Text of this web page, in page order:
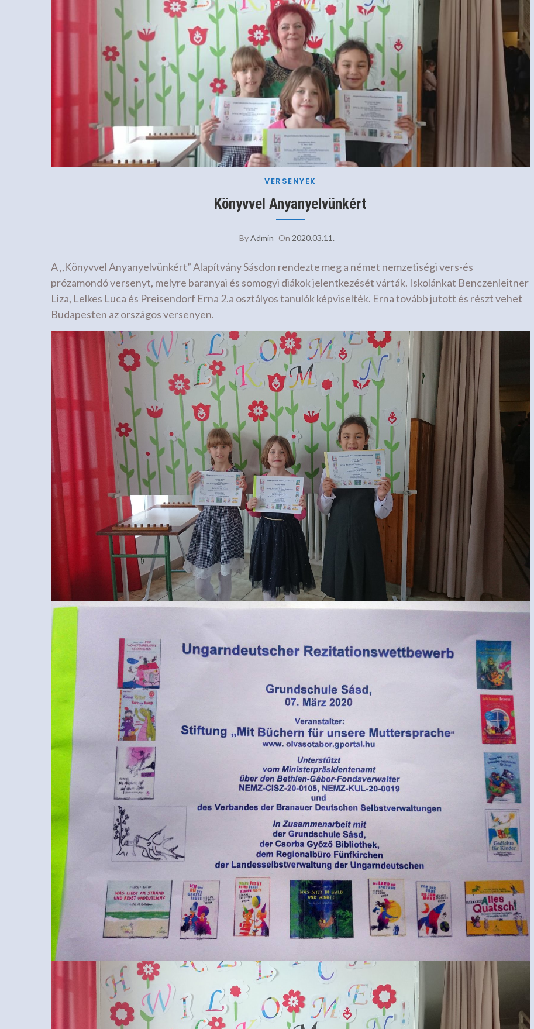
VERSENYEK
Könyvvel Anyanyelvünkért
ByAdmin On 2020.03.11.
A ,,Könyvvel Anyanyelvünkért” Alapítvány Sásdon rendezte meg a német nemzetiségi vers-és
prózamondó versenyt, melyre baranyai és somogyi diákok jelentkezését várták. Iskolánkat Benczenleitner
Liza, Lelkes Luca és Preisendorf Erna 2.a osztályos tanulók képviselték. Erna tovább jutott és részt vehet
Budapesten az országos versenyen.